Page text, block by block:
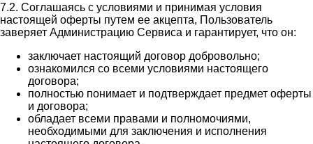
7.2. Соглашаясь с условиями и принимая условия
настоящей оферты путем ее акцепта, Пользователь
заверяет Администрацию Сервиса и гарантирует, что он:
заключает настоящий договор добровольно;
ознакомился со всеми условиями настоящего
договора;
полностью понимает и подтверждает предмет оферты
и договора;
обладает всеми правами и полномочиями,
необходимыми для заключения и исполнения